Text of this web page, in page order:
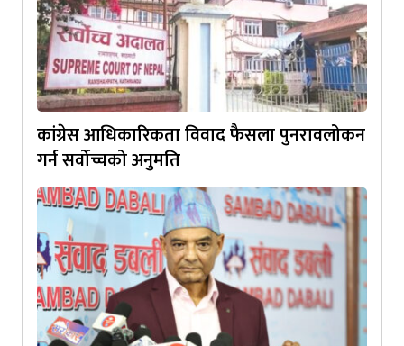
कांग्रेस आधिकारिकता विवाद फैसला पुनरावलोकन
गर्न सर्वोच्चको अनुमति